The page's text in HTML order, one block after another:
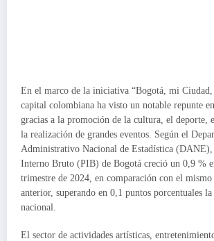
En el marco de la iniciativa “Bogotá, mi Ciudad,
capital colombiana ha visto un notable repunte
gracias a la promoción de la cultura, el deporte,
la realización de grandes eventos. Según el
Administrativo Nacional de Estadística
Interno Bruto (PIB) de Bogotá creció un 0,9 %
trimestre de 2024, en comparación con el
anterior, superando en 0,1 puntos porcentuales
nacional.
El sector de actividades artísticas,